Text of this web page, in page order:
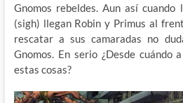
Gnomos rebeldes. Aun así
(sigh) llegan Robin y Primus al
rescatar a sus camaradas no
Gnomos. En serio ¿Desde cuándo
estas cosas?